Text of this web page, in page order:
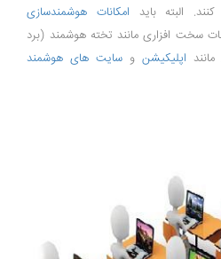
البته باید امکانات هوشمندسازی
سخت افزاری مانند تخته هوشمند (برد
مانند اپلیکیشن وسایت های هوشمند